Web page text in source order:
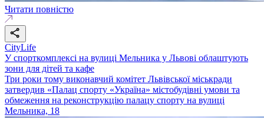
Читати повністю
CityLife
У спорткомплексі на вулиці Мельника у Львові облаштують
зони для дітей та кафе
Три роки тому виконавчий комітет Львівської міськради
затвердив «Палац спорту «Україна» містобудівні умови та
обмеження на реконструкцію палацу спорту на вулиці
Мельника, 18